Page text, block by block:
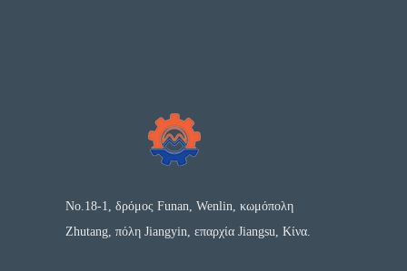
No.18-1, δρόμος Funan, Wenlin, κωμόπολη
Zhutang, πόλη Jiangyin, επαρχία Jiangsu, Κίνα.